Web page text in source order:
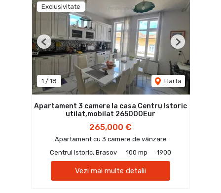
Exclusivitate
1 / 18 Harta
Previous Next
Apartament 3 camere la casa Centru Istoric
utilat,mobilat 265000Eur
265,000 €
Apartament cu 3 camere de vânzare
Centrul Istoric, Brasov
100 mp 1900
Vezi mai multe detalii